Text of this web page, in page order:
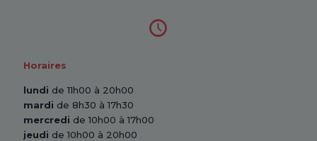
Horaires
lundi de 11h00 à 20h00
mardi de 8h30 à 17h30
mercredi de 10h00 à 17h00
jeudi de 10h00 à 20h00